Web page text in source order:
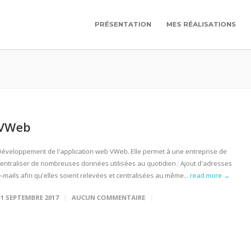
PRÉSENTATION MES RÉALISATIONS
de l'application web VWeb. Elle permet à une entreprise de
de nombreuses données utilisées au quotidien : Ajout d'adresses
mails afin qu'elles soient relevées et centralisées au même... read more →
SEPTEMBRE 2017 AUCUN COMMENTAIRE